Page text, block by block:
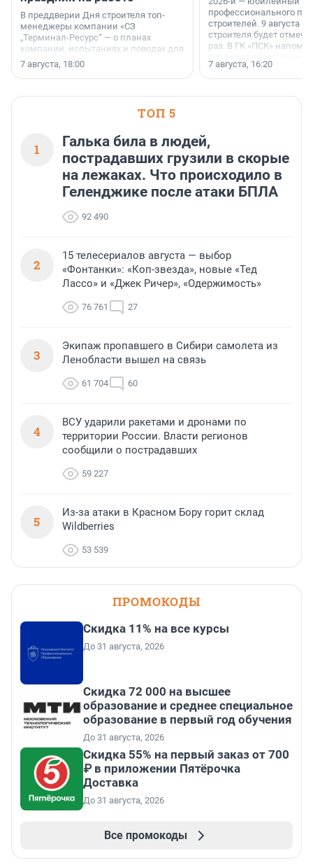
В преддверии Дня строителя топ-
менеджеры компании «СЗ
„Терминал-Ресурс“ — о планах
компании, испытаниях и поводах для
осторожного оптимизма.
7 августа, 18:00
профессионального
строителей. 9 августа
строителя будет
раз. В ГК «ПСК»
поменялась роль
7 августа, 16:20
ТОП 5
1
Галька била в людей,
пострадавших грузили в скорые
на лежаках. Что происходило в
Геленджике после атаки БПЛА
92 490
2
15 телесериалов августа — выбор
«Фонтанки»: «Коп-звезда», новые «Тед
Лассо» и «Джек Ричер», «Одержимость»
76 761 27
3
Экипаж пропавшего в Сибири самолета из
Ленобласти вышел на связь
61 704 60
4
ВСУ ударили ракетами и дронами по
территории России. Власти регионов
сообщили о пострадавших
59 227
5
Из-за атаки в Красном Бору горит склад
Wildberries
53 539
ПРОМОКОДЫ
Скидка 11% на все курсы
До 31 августа, 2026
Скидка 72 000 на высшее
образование и среднее специальное
образование в первый год обучения
До 31 августа, 2026
Скидка 55% на первый заказ от 700
₽ в приложении Пятёрочка
Доставка
До 31 августа, 2026
Все промокоды